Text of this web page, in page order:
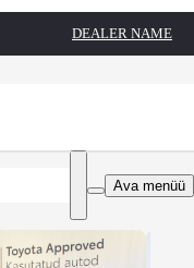
DEALER NAME
Ava menüü